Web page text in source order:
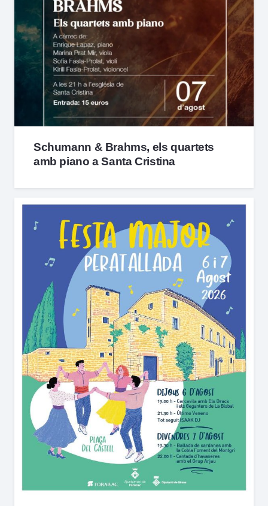
Schumann & Brahms, els quartets
amb piano a Santa Cristina